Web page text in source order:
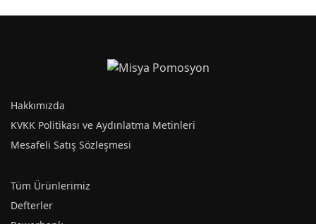
Beyoğlu-TRKYU Spot
Tarihsiz Defter (Ultar)
Hakkımızda
KVKK Politikası ve Aydınlatma Metinleri
Mesafeli Satış Sözleşmesi
Tüm Ürünlerimiz
Defterler